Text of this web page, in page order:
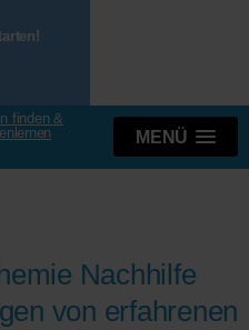
finden &
MENÜ
Nachhilfe
von erfahrenen